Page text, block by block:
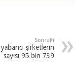
Sonraki
şirketlerin
sayısı 95 bin 739